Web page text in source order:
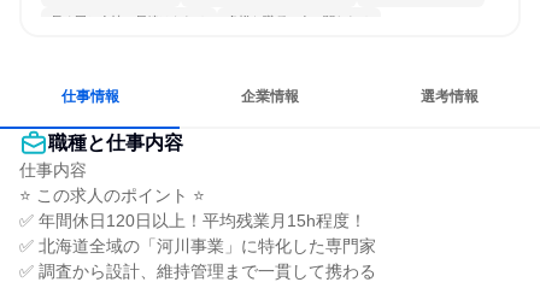
長く同じ会社に居続けられる 多様な職種の人と関われる
仕事情報 企業情報 選考情報
職種と仕事内容
仕事内容
⭐ この求人のポイント ⭐
✅ 年間休日120日以上！平均残業月15h程度！
✅ 北海道全域の「河川事業」に特化した専門家
✅ 調査から設計、維持管理まで一貫して携わる